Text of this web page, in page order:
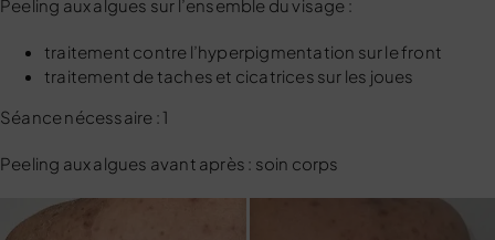
Peeling aux algues sur l’ensemble du visage :
traitement contre l’hyperpigmentation sur le front
traitement de taches et cicatrices sur les joues
Séance nécessaire : 1
Peeling aux algues avant après : soin corps